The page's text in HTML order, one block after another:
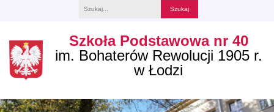
Szkoła Podstawowa nr 40
im. Bohaterów Rewolucji 1905 r.
w Łodzi